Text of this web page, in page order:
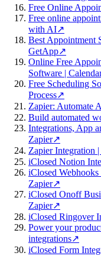
Free Online
Free online
with AI↗
Best Appointment
GetApp↗
Online Free
Software |
Free Scheduling
Process↗
Zapier: Automate
Build automated
Integrations, App
Zapier↗
Zapier Integration
iClosed Notion
iClosed
Zapier↗
iClosed Onoff
Zapier↗
iClosed Ringover
Power your
integrations↗
iClosed Form